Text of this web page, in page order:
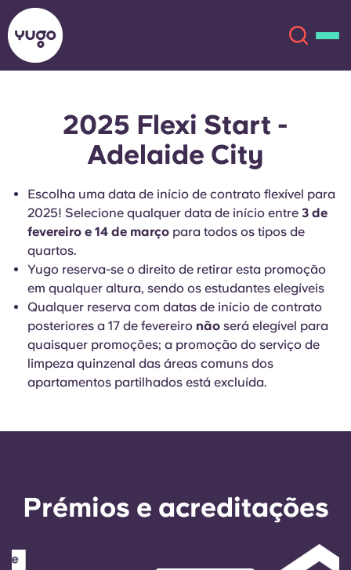
Sobre
Localizações
Mais
Conta Língua
English (GB)
Selecione um país
Selecione uma cidade
Reservar agora
English (GB)
English (US)
Chinese Español
Italian French
Portuguese
2025 Flexi Start -
Adelaide City
Escolha uma data de início de contrato flexível para
2025! Selecione qualquer data de início entre 3 de
fevereiro e 14 de março para todos os tipos de
quartos.
Yugo reserva-se o direito de retirar esta promoção
em qualquer altura, sendo os estudantes elegíveis
Qualquer reserva com datas de início de contrato
posteriores a 17 de fevereiro não será elegível para
quaisquer promoções; a promoção do serviço de
limpeza quinzenal das áreas comuns dos
apartamentos partilhados está excluída.
Prémios e acreditações